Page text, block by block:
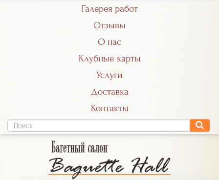
Галерея работ
Отзывы
О нас
Клубные карты
Услуги
Доставка
Контакты